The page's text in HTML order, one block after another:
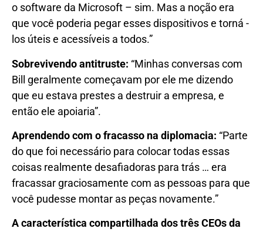
o software da Microsoft – sim. Mas a noção era
que você poderia pegar esses dispositivos e torná -
los úteis e acessíveis a todos.”
Sobrevivendo antitruste: “Minhas conversas com
Bill geralmente começavam por ele me dizendo
que eu estava prestes a destruir a empresa, e
então ele apoiaria”.
Aprendendo com o fracasso na diplomacia: “Parte
do que foi necessário para colocar todas essas
coisas realmente desafiadoras para trás … era
fracassar graciosamente com as pessoas para que
você pudesse montar as peças novamente.”
A característica compartilhada dos três CEOs da